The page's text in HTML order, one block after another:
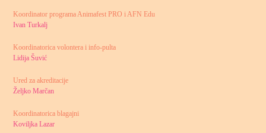
Koordinator programa Animafest PRO i AFN Edu
Ivan Turkalj
Koordinatorica volontera i info-pulta
Lidija Šuvić
Ured za akreditacije
Željko Marčan
Koordinatorica blagajni
Koviljka Lazar